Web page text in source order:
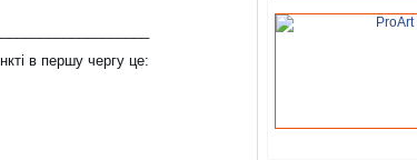
в першу чергу це: